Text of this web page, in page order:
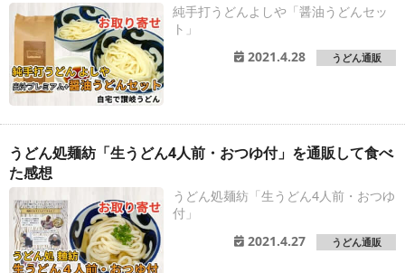
純手打うどんよしや「醤油うどんセッ
ト」
2021.4.28
うどん通販
うどん処麺紡「生うどん4人前・おつゆ付」を通販して食べ
た感想
うどん処麺紡「生うどん4人前・おつゆ
付」
2021.4.27
うどん通販